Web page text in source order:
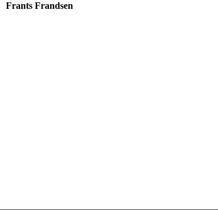
Frants Frandsen